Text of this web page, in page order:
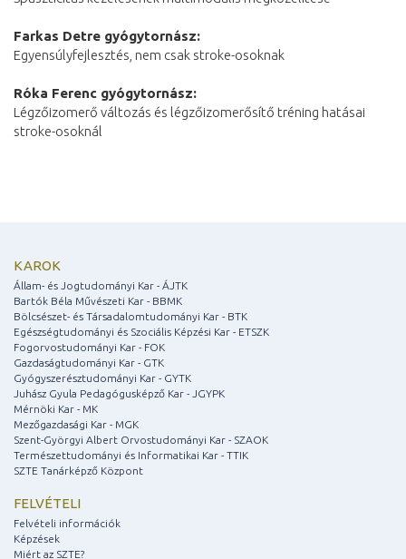
Farkas Detre gyógytornász:
Egyensúlyfejlesztés, nem csak stroke-osoknak
Róka Ferenc gyógytornász:
Légzőizomerő változás és légzőizomerősítő tréning hatásai
stroke-osoknál
KAROK
Állam- és Jogtudományi Kar - ÁJTK
Bartók Béla Művészeti Kar - BBMK
Bölcsészet- és Társadalomtudományi Kar - BTK
Egészségtudományi és Szociális Képzési Kar - ETSZK
Fogorvostudományi Kar - FOK
Gazdaságtudományi Kar - GTK
Gyógyszerésztudományi Kar - GYTK
Juhász Gyula Pedagógusképző Kar - JGYPK
Mérnöki Kar - MK
Mezőgazdasági Kar - MGK
Szent-Györgyi Albert Orvostudományi Kar - SZAOK
Természettudományi és Informatikai Kar - TTIK
SZTE Tanárképző Központ
FELVÉTELI
Felvételi információk
Képzések
Miért az SZTE?